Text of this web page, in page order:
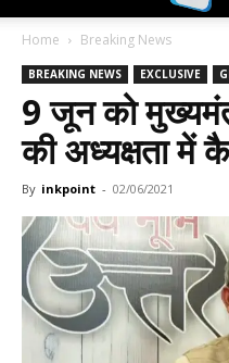
Home Breaking News
BREAKING NEWS EXCLUSIVE
9 जून को
की अध्यक्षता में
By inkpoint - 02/06/2021